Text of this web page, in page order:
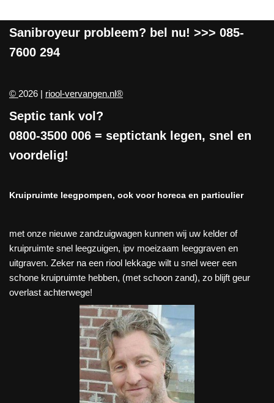
Sanibroyeur probleem? bel nu! >>> 085-
7600 294
© 2026 | riool-vervangen.nl®
Septic tank vol?
0800-3500 006 = septictank legen, snel en
voordelig!
Kruipruimte leegpompen, ook voor horeca en particulier
met onze nieuwe zandzuigwagen kunnen wij uw kelder of
kruipruimte snel leegzuigen, ipv moeizaam leeggraven en
uitgraven. Zeker na een riool lekkage wilt u snel weer een
schone kruipruimte hebben, (met schoon zand), zo blijft geur
overlast achterwege!